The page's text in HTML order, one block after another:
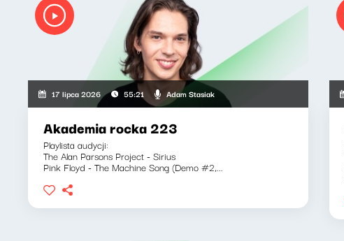
17 lipca 2026 55:21 Adam Stasiak
Akademia rocka 223
Playlista audycji:
The Alan Parsons Project - Sirius
Pink Floyd - The Machine Song (Demo #2,...